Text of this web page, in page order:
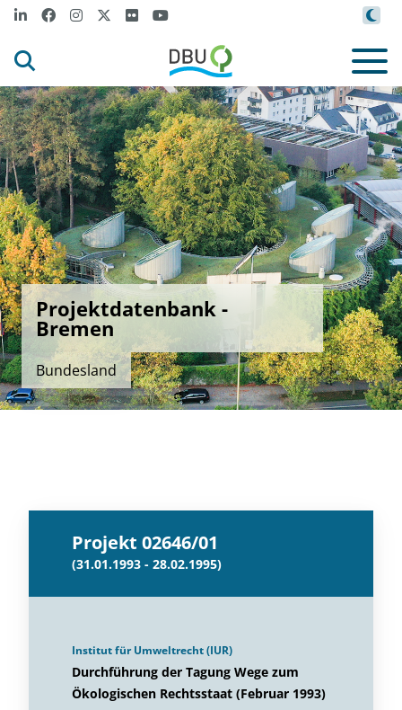
Projektdatenbank -
Bremen
Bundesland
Projekt 02646/01
(31.01.1993 - 28.02.1995)
Institut für Umweltrecht (IUR)
Durchführung der Tagung Wege zum
Ökologischen Rechtsstaat (Februar 1993)